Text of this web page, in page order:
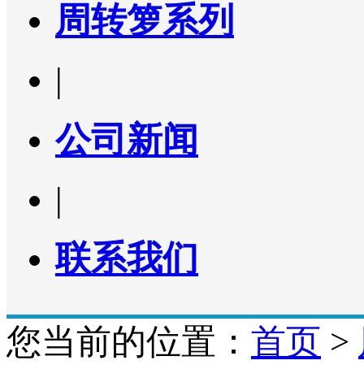
周转箩系列
|
公司新闻
|
联系我们
您当前的位置： 首页 >